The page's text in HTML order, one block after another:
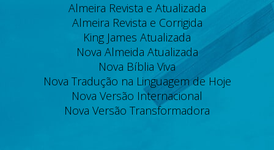
Almeira Revista e Atualizada
Almeira Revista e Corrigida
King James Atualizada
Nova Almeida Atualizada
Nova Bíblia Viva
Nova Tradução na Linguagem de Hoje
Nova Versão Internacional
Nova Versão Transformadora